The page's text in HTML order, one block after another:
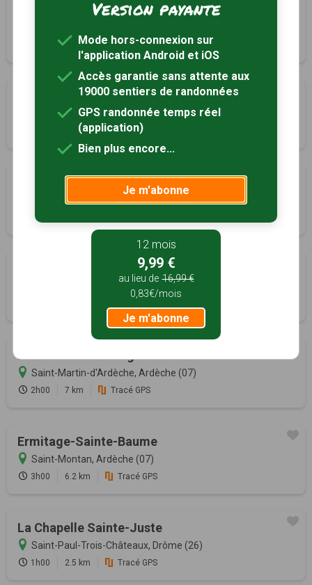
Sentier de l'eau
4 km
La Baume de Ronze
Orgnac-l'Aven, Ardèche (07)
5.9 km Tracé GPS
Circuit autour de St laurent de la Vernède
Saint-Laurent-la-Vernède, Gard (30)
4h00
Autour de Saint-Marcel
Saint-Marcel-d'Ardèche, Ardèche (07)
Les Portes des Gorges de l'Ardèche
Saint-Martin-d'Ardèche, Ardèche (07)
2h00 7 km Tracé GPS
Ermitage-Sainte-Baume
Saint-Montan, Ardèche (07)
3h00 6.2 km Tracé GPS
La Chapelle Sainte-Juste
Saint-Paul-Trois-Châteaux, Drôme (26)
1h00 2.5 km Tracé GPS
Version payante
Mode hors-connexion sur
l'application Android et iOS
Accès garantie sans attente aux
19000 sentiers de randonnées
GPS randonnée temps réel
(application)
Bien plus encore...
Je m'abonne
12 mois
9,99 €
au lieu de 16,99 €
0,83€/mois
Je m'abonne